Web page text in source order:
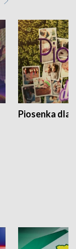
Piosenka dla